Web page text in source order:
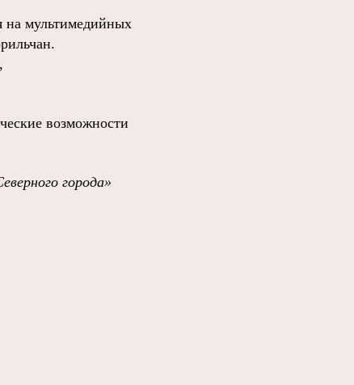
на мультимедийных
возможности
города»